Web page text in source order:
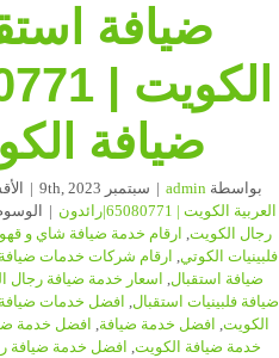
ضيافة
ضيافة
بواسطةadmin
| سبتمبر 9th, 2023 |
العربية الكويت | 65080771|رائدون
|
رجال الكويت, ارقام خدمة ضيافة شاي و
فلبينيات الكوتي, ارقام شركات خدمات
ضيافة استقبال, اسعار خدمة ضيافة رجال
ضيافة فلبينيات استقبال, افضل خدمات ضيافة
الكويت, افضل خدمة ضيافة, افضل خدمة
خدمة ضيافة الكويت, افضل خدمة ضيافة